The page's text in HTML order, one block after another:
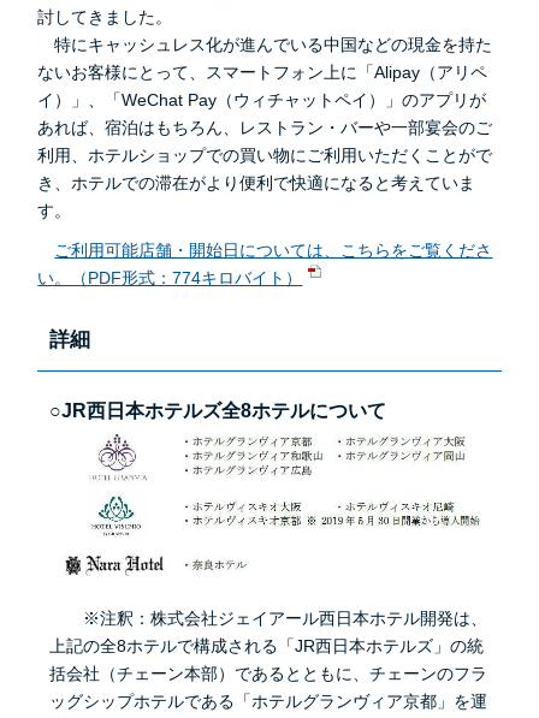
討してきました。
特にキャッシュレス化が進んでいる中国などの現金を持た
ないお客様にとって、スマートフォン上に「Alipay（アリペ
イ）」、「WeChat Pay（ウィチャットペイ）」のアプリが
あれば、宿泊はもちろん、レストラン・バーや一部宴会のご
利用、ホテルショップでの買い物にご利用いただくことがで
き、ホテルでの滞在がより便利で快適になると考えていま
す。
ご利用可能店舗・開始日については、こちらをご覧くださ
い。（PDF形式：774キロバイト）
詳細
○JR西日本ホテルズ全8ホテルについて
※注釈：株式会社ジェイアール西日本ホテル開発は、
上記の全8ホテルで構成される「JR西日本ホテルズ」の統
括会社（チェーン本部）であるとともに、チェーンのフラ
ッグシップホテルである「ホテルグランヴィア京都」を運